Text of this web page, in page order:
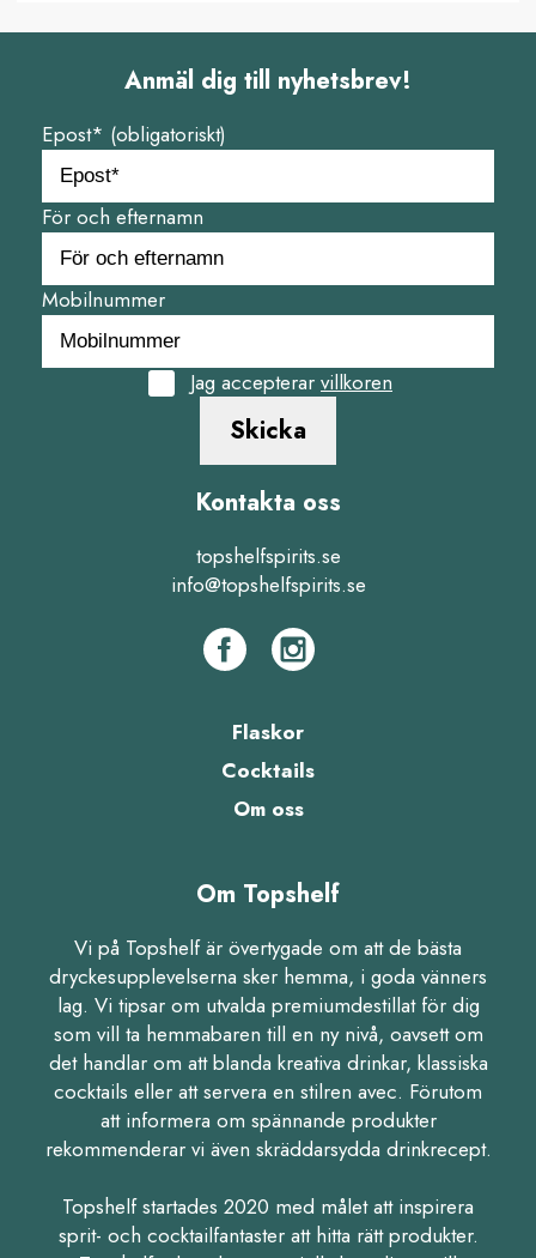
Anmäl dig till nyhetsbrev!
Epost* (obligatoriskt)
För och efternamn
Mobilnummer
Jag accepterar villkoren
Skicka
Kontakta oss
topshelfspirits.se
info@topshelfspirits.se
Flaskor
Cocktails
Om oss
Om Topshelf
Vi på Topshelf är övertygade om att de bästa
dryckesupplevelserna sker hemma, i goda vänners
lag. Vi tipsar om utvalda premiumdestillat för dig
som vill ta hemmabaren till en ny nivå, oavsett om
det handlar om att blanda kreativa drinkar, klassiska
cocktails eller att servera en stilren avec. Förutom
att informera om spännande produkter
rekommenderar vi även skräddarsydda drinkrecept.
Topshelf startades 2020 med målet att inspirera
sprit- och cocktailfantaster att hitta rätt produkter.